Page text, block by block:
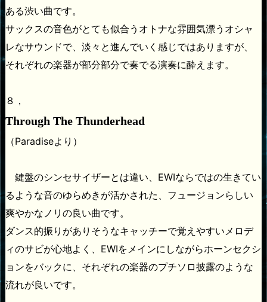
ある渋い曲です。
サックスの音色がとても似合うオトナな雰囲気漂うオシャ
レなサウンドで、淡々と進んでいく感じではありますが、
それぞれの楽器が部分部分で奏でる演奏に酔えます。
８，
Through The Thunderhead
（Paradiseより）
鍵盤のシンセサイザーとは違い、EWIならではの生きてい
るような音のゆらめきが活かされた、フュージョンらしい
爽やかなノリの良い曲です。
ダンス的振りがありそうなキャッチーで覚えやすいメロデ
ィのサビが心地よく、EWIをメインにしながらホーンセクシ
ョンをバックに、それぞれの楽器のプチソロ披露のような
流れが良いです。